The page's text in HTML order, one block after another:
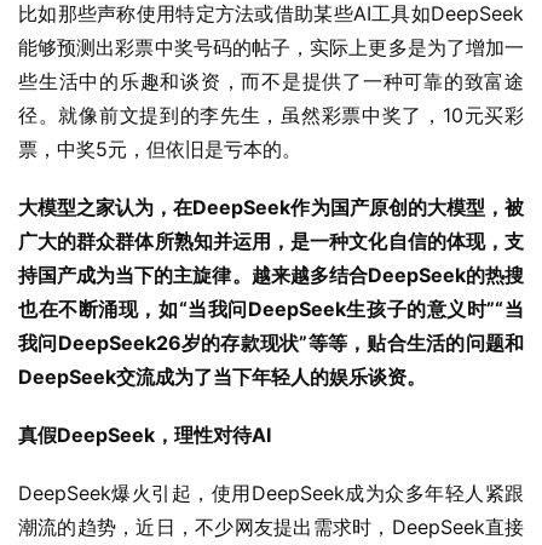
比如那些声称使用特定方法或借助某些AI工具如DeepSeek
能够预测出彩票中奖号码的帖子，实际上更多是为了增加一
些生活中的乐趣和谈资，而不是提供了一种可靠的致富途
径。就像前文提到的李先生，虽然彩票中奖了，10元买彩
票，中奖5元，但依旧是亏本的。
大模型之家认为，在DeepSeek作为国产原创的大模型，被
广大的群众群体所熟知并运用，是一种文化自信的体现，支
持国产成为当下的主旋律。越来越多结合DeepSeek的热搜
也在不断涌现，如“当我问DeepSeek生孩子的意义时”“当
我问DeepSeek26岁的存款现状”等等，贴合生活的问题和
DeepSeek交流成为了当下年轻人的娱乐谈资。
真假DeepSeek，理性对待AI
DeepSeek爆火引起，使用DeepSeek成为众多年轻人紧跟
潮流的趋势，近日，不少网友提出需求时，DeepSeek直接